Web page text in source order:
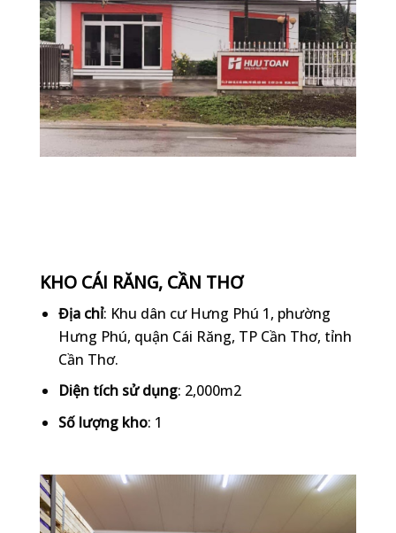
KHO CÁI RĂNG, CẦN THƠ
Địa chỉ: Khu dân cư Hưng Phú 1, phường
Hưng Phú, quận Cái Răng, TP Cần Thơ, tỉnh
Cần Thơ.
Diện tích sử dụng: 2,000m2
Số lượng kho: 1